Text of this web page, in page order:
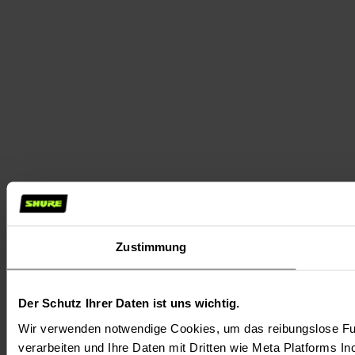
Zustimmung
Der Schutz Ihrer Daten ist uns wichtig.
Wir verwenden notwendige Cookies, um das reibungslose
verarbeiten und Ihre Daten mit Dritten wie Meta Platforms